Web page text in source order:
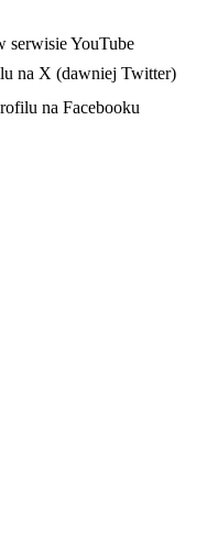
serwisie YouTube
na X (dawniej Twitter)
na Facebooku